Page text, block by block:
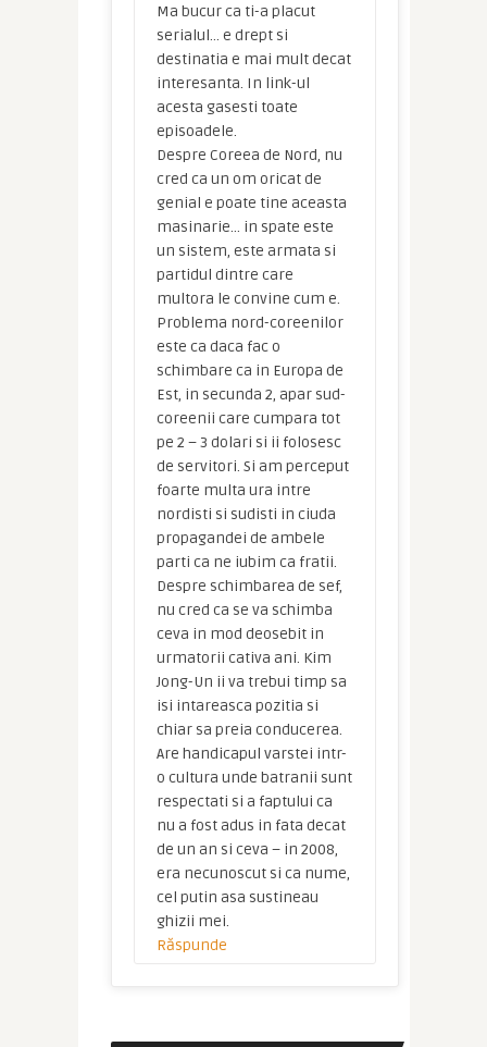
Ma bucur ca ti-a placut
serialul… e drept si
destinatia e mai mult decat
interesanta. In link-ul
acesta gasesti toate
episoadele.
Despre Coreea de Nord, nu
cred ca un om oricat de
genial e poate tine aceasta
masinarie… in spate este
un sistem, este armata si
partidul dintre care
multora le convine cum e.
Problema nord-coreenilor
este ca daca fac o
schimbare ca in Europa de
Est, in secunda 2, apar sud-
coreenii care cumpara tot
pe 2 – 3 dolari si ii folosesc
de servitori. Si am perceput
foarte multa ura intre
nordisti si sudisti in ciuda
propagandei de ambele
parti ca ne iubim ca fratii.
Despre schimbarea de sef,
nu cred ca se va schimba
ceva in mod deosebit in
urmatorii cativa ani. Kim
Jong-Un ii va trebui timp sa
isi intareasca pozitia si
chiar sa preia conducerea.
Are handicapul varstei intr-
o cultura unde batranii sunt
respectati si a faptului ca
nu a fost adus in fata decat
de un an si ceva – in 2008,
era necunoscut si ca nume,
cel putin asa sustineau
ghizii mei.
Răspunde